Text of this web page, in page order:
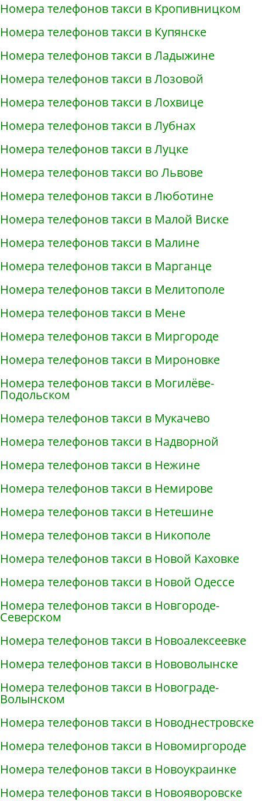
Номера телефонов такси в Кропивницком
Номера телефонов такси в Купянске
Номера телефонов такси в Ладыжине
Номера телефонов такси в Лозовой
Номера телефонов такси в Лохвице
Номера телефонов такси в Лубнах
Номера телефонов такси в Луцке
Номера телефонов такси во Львове
Номера телефонов такси в Люботине
Номера телефонов такси в Малой Виске
Номера телефонов такси в Малине
Номера телефонов такси в Марганце
Номера телефонов такси в Мелитополе
Номера телефонов такси в Мене
Номера телефонов такси в Миргороде
Номера телефонов такси в Мироновке
Номера телефонов такси в Могилёве-
Подольском
Номера телефонов такси в Мукачево
Номера телефонов такси в Надворной
Номера телефонов такси в Нежине
Номера телефонов такси в Немирове
Номера телефонов такси в Нетешине
Номера телефонов такси в Никополе
Номера телефонов такси в Новой Каховке
Номера телефонов такси в Новой Одессе
Номера телефонов такси в Новгороде-
Северском
Номера телефонов такси в Новоалексеевке
Номера телефонов такси в Нововолынске
Номера телефонов такси в Новограде-
Волынском
Номера телефонов такси в Новоднестровске
Номера телефонов такси в Новомиргороде
Номера телефонов такси в Новоукраинке
Номера телефонов такси в Новояворовске